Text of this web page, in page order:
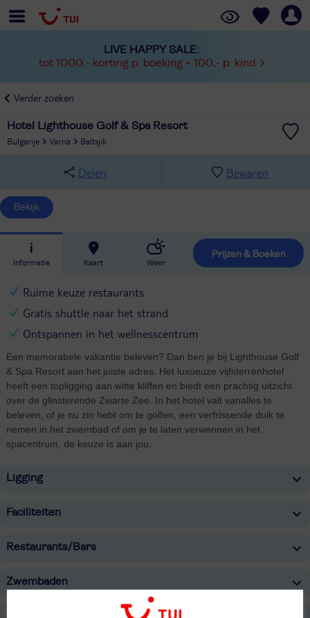
LIVE HAPPY SALE:
tot 1000,- korting p. boeking + 100,- p. kind
Verder zoeken
Hotel Lighthouse Golf & Spa Resort
Bulgarije
Varna Baltsjik
Delen Bewaren
Bekijk
Informatie Kaart Weer
Prijzen & Boeken
Ruime keuze restaurants
Gratis shuttle naar het strand
Ontspannen in het wellnesscentrum
Een memorabele vakantie beleven? Dan ben je bij Lighthouse Golf
& Spa Resort aan het juiste adres. Het luxueuze vijfsterrenhotel
heeft een topligging aan witte kliffen en biedt een prachtig uitzicht
over de glinsterende Zwarte Zee. In het hotel valt vanalles te
beleven, of je nu zin hebt om te golfen, een verfrissende duik te
nemen in het zwembad of om je te laten verwennen in het
spacentrum, de keuze is aan jou.
Ligging
Faciliteiten
Restaurants/Bars
Zwembaden